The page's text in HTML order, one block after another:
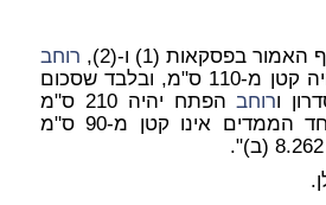
בפסקאות (1) ו-(2),
רוחב
ובלבד שסכום
ורוחב
הפתח יהיה 210 ס"מ
לפחות, כאשר אחד הממדים אינו קטן מ-90 ס"מ